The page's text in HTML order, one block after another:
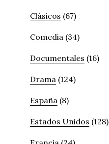
Clásicos (67)
Comedia (34)
Documentales (16)
Drama (124)
España (8)
Estados Unidos (128)